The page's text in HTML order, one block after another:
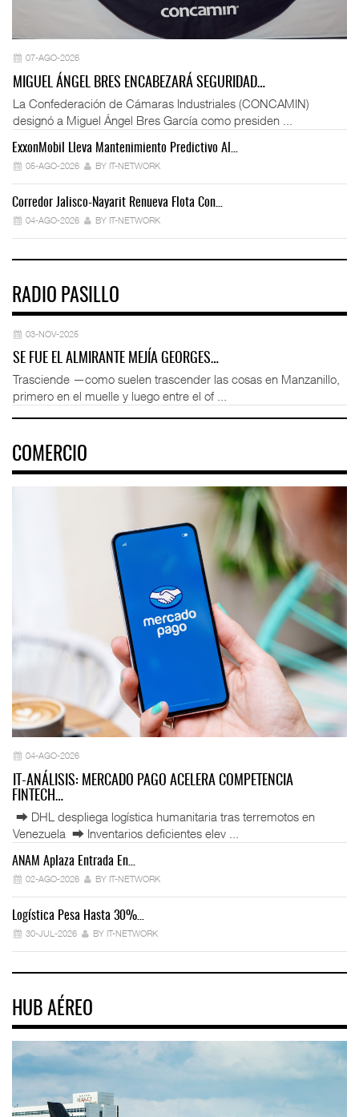
07-AGO-2026
MIGUEL ÁNGEL BRES ENCABEZARÁ SEGURIDAD…
La Confederación de Cámaras Industriales (CONCAMIN)
designó a Miguel Ángel Bres García como presiden ...
ExxonMobil Lleva Mantenimiento Predictivo Al…
05-AGO-2026 BY IT-NETWORK
Corredor Jalisco-Nayarit Renueva Flota Con…
04-AGO-2026 BY IT-NETWORK
RADIO PASILLO
03-NOV-2025
SE FUE EL ALMIRANTE MEJÍA GEORGES…
Trasciende —como suelen trascender las cosas en Manzanillo,
primero en el muelle y luego entre el of ...
COMERCIO
04-AGO-2026
IT-ANÁLISIS: MERCADO PAGO ACELERA COMPETENCIA
FINTECH…
⮕ DHL despliega logística humanitaria tras terremotos en
Venezuela ⮕ Inventarios deficientes elev ...
ANAM Aplaza Entrada En…
02-AGO-2026 BY IT-NETWORK
Logística Pesa Hasta 30%…
30-JUL-2026 BY IT-NETWORK
HUB AÉREO